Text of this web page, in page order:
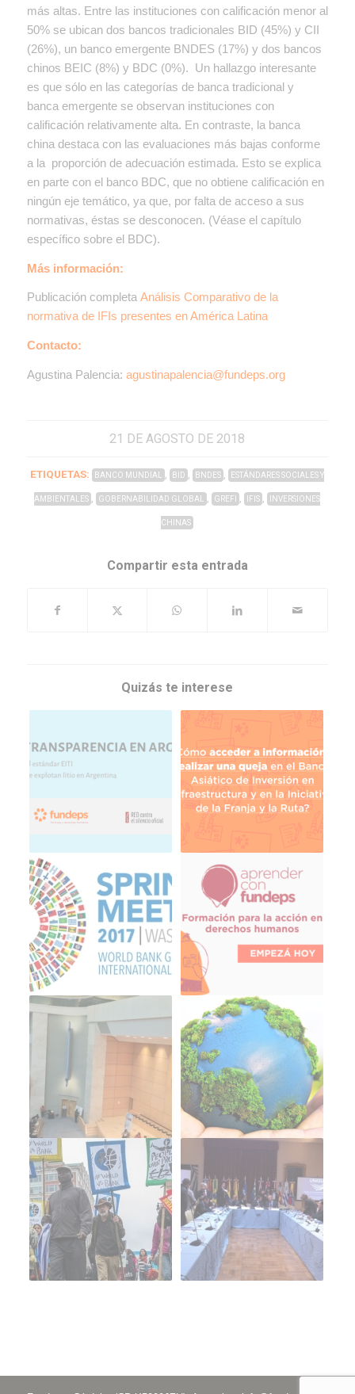
más altas. Entre las instituciones con calificación menor al
50% se ubican dos bancos tradicionales BID (45%) y CII
(26%), un banco emergente BNDES (17%) y dos bancos
chinos BEIC (8%) y BDC (0%). Un hallazgo interesante
es que sólo en las categorías de banca tradicional y
banca emergente se observan instituciones con
calificación relativamente alta. En contraste, la banca
china destaca con las evaluaciones más bajas conforme
a la proporción de adecuación estimada. Esto se explica
en parte con el banco BDC, que no obtiene calificación en
ningún eje temático, ya que, por falta de acceso a sus
normativas, éstas se desconocen. (Véase el capítulo
específico sobre el BDC).
Más información:
Publicación completa Análisis Comparativo de la
normativa de IFIs presentes en América Latina
Contacto:
Agustina Palencia: agustinapalencia@fundeps.org
21 DE AGOSTO DE 2018
ETIQUETAS: BANCO MUNDIAL , BID , BNDES , ESTÁNDARES SOCIALES Y
AMBIENTALES , GOBERNABILIDAD GLOBAL , GREFI , IFIS , INVERSIONES
CHINAS
Compartir esta entrada
Quizás te interese